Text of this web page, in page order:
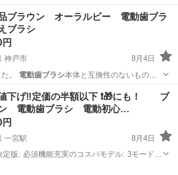
家電
ブラウン オーラルビー 電動歯ブラ
ブラシ
神戸市
8月4日
。 電動歯ブラシ本体と互換性のないものを
他 電動歯ブラシ
下げ‼️定価の半額以下 ❗️🎁にも！ ブ
電動歯ブラシ 電動初心…
一宮駅
8月4日
定版: 必須機能充実のコスパモデル: 3モード】